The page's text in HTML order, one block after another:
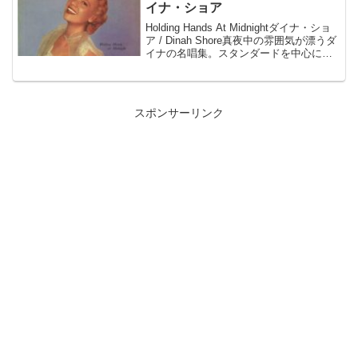
イナ・ショア
Holding Hands At Midnightダイナ・ショ
ア / Dinah Shore真夜中の雰囲気が漂うダ
イナの名唱集。スタンダードを中心に、
い。小粋なセンスと女性ならではの繊細
スポンサーリンク